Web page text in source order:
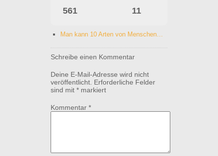
561 11
Man kann 10 Arten von Menschen…
Schreibe einen Kommentar
Deine E-Mail-Adresse wird nicht
veröffentlicht. Erforderliche Felder
sind mit * markiert
Kommentar *